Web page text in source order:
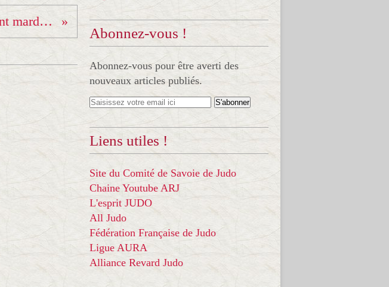
Entraînement mardi soir...
Abonnez-vous !
Abonnez-vous pour être averti des
nouveaux articles publiés.
Liens utiles !
Site du Comité de Savoie de Judo
Chaine Youtube ARJ
L'esprit JUDO
All Judo
Fédération Française de Judo
Ligue AURA
Alliance Revard Judo